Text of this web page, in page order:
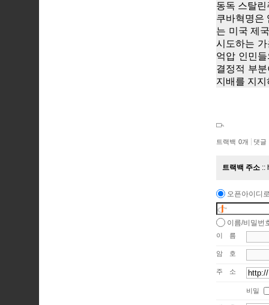
동독 스탈
쿠바혁명은
는 미국 제
시도하는
억압 인민
결정적 부
지배를 지
트랙백 0개 댓글
트랙백 주소
오픈아이디
이름/비밀번
이름
암호
주소
비밀